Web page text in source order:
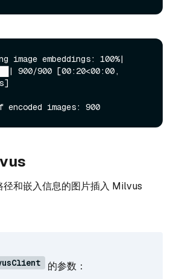
image embeddings: 100%|
900/900 [00:20<00:00,
径和嵌入信息的图片插入 Milvus
的参数：